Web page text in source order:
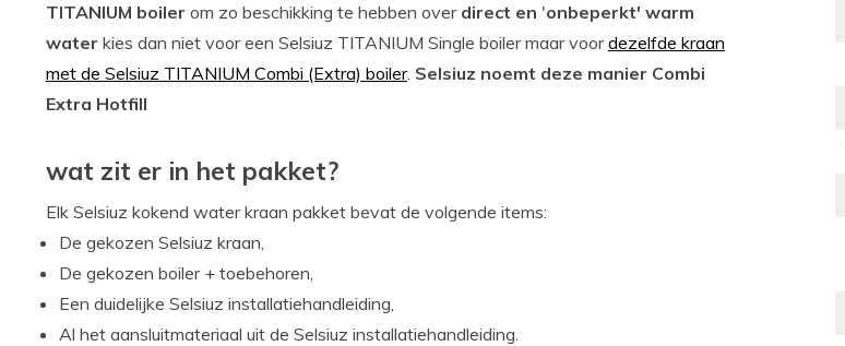
TITANIUM boiler om zo beschikking te hebben over direct en 'onbeperkt' warm
water kies dan niet voor een Selsiuz TITANIUM Single boiler maar voordezelfde kraan
met de Selsiuz TITANIUM Combi (Extra) boiler. Selsiuz noemt deze manier Combi
Extra Hotfill
wat zit er in het pakket?
Elk Selsiuz kokend water kraan pakket bevat de volgende items:
De gekozen Selsiuz kraan,
De gekozen boiler + toebehoren,
Een duidelijke Selsiuz installatiehandleiding,
Al het aansluitmateriaal uit de Selsiuz installatiehandleiding.